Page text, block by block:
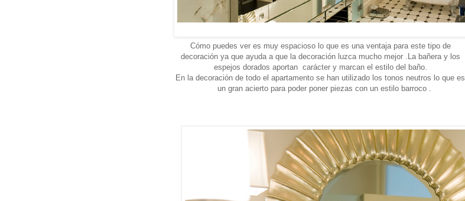
Cómo puedes ver es muy espacioso lo que es una ventaja para este tipo de
decoración ya que ayuda a que la decoración luzca mucho mejor .La bañera y los
espejos dorados aportan carácter y marcan el estilo del baño.
En la decoración de todo el apartamento se han utilizado los tonos neutros lo que es
un gran acierto para poder poner piezas con un estilo barroco .